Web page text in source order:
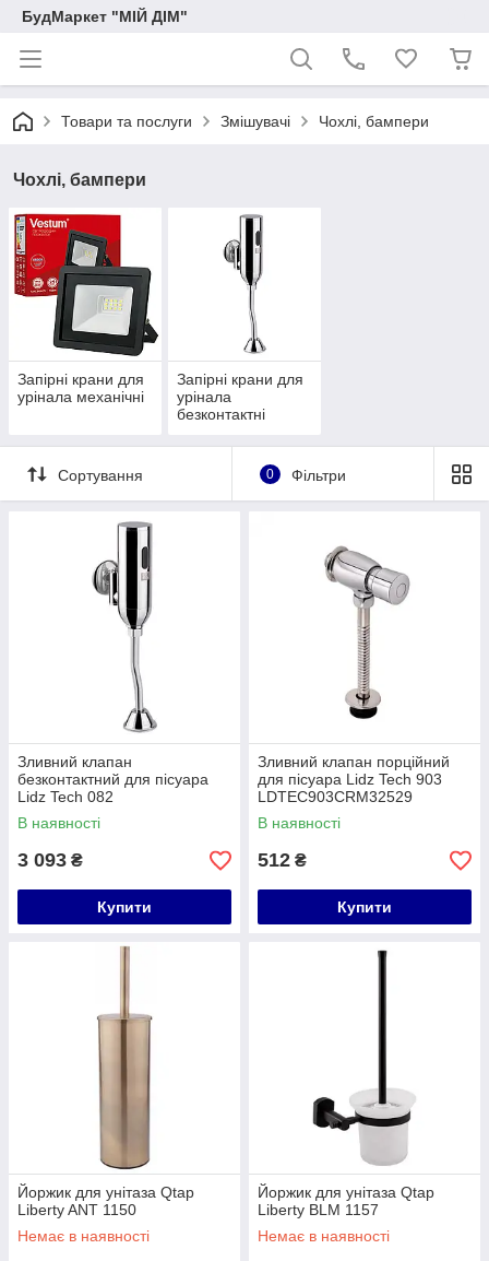
БудМаркет "МІЙ ДІМ"
Товари та послуги Змішувачі Чохлі, бампери
Чохлі, бампери
Запірні крани для
урінала механічні
Запірні крани для
урінала
безконтактні
Сортування 0 Фільтри
Зливний клапан
безконтактний для пісуара
Lidz Tech 082
LDTEC082CRM32536
Chrome
В наявності
3 093 ₴
Купити
Зливний клапан порційний
для пісуара Lidz Tech 903
LDTEC903CRM32529
Chrome
В наявності
512 ₴
Купити
Йоржик для унітаза Qtap
Liberty ANT 1150
Немає в наявності
Йоржик для унітаза Qtap
Liberty BLM 1157
Немає в наявності